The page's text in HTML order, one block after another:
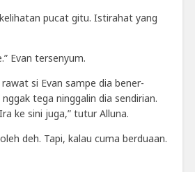
pucat gitu. Istirahat yang
Evan tersenyum.
si Evan sampe dia bener-
tega ninggalin dia sendirian.
ke sini juga,” tutur Alluna.
deh. Tapi, kalau cuma berduaan.